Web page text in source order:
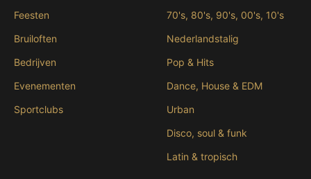
Feesten
Bruiloften
Bedrijven
Evenementen
Sportclubs
70's, 80's, 90's, 00's, 10's
Nederlandstalig
Pop & Hits
Dance, House & EDM
Urban
Disco, soul & funk
Latin & tropisch